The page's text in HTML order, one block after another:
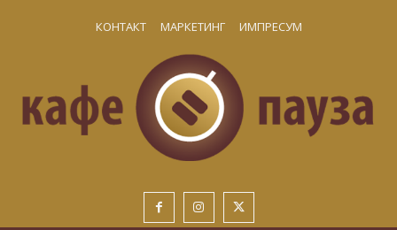
КОНТАКТ МАРКЕТИНГ ИМПРЕСУМ